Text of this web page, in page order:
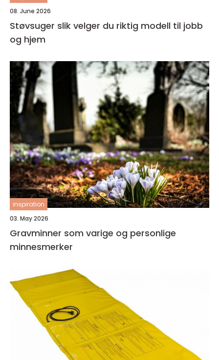
08. June 2026
Støvsuger slik velger du riktig modell til jobb
og hjem
inspiration
03. May 2026
Gravminner som varige og personlige
minnesmerker